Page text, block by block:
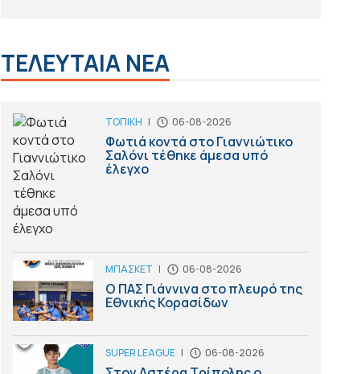
ΤΕΛΕΥΤΑΙΑ ΝΕΑ
ΤΟΠΙΚΗ | 06-08-2026
Φωτιά κοντά στο Γιαννιώτικο
Σαλόνι τέθηκε άμεσα υπό
έλεγχο
ΜΠΑΣΚΕΤ | 06-08-2026
Ο ΠΑΣ Γιάννινα στο πλευρό της
Εθνικής Κορασίδων
SUPER LEAGUE | 06-08-2026